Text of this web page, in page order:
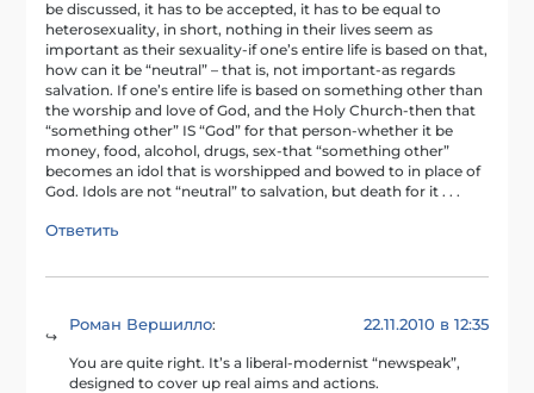
be discussed, it has to be accepted, it has to be equal to
heterosexuality, in short, nothing in their lives seem as
important as their sexuality-if one’s entire life is based on that,
how can it be “neutral” – that is, not important-as regards
salvation. If one’s entire life is based on something other than
the worship and love of God, and the Holy Church-then that
“something other” IS “God” for that person-whether it be
money, food, alcohol, drugs, sex-that “something other”
becomes an idol that is worshipped and bowed to in place of
God. Idols are not “neutral” to salvation, but death for it . . .
Ответить
Роман Вершилло: 22.11.2010 в 12:35
You are quite right. It’s a liberal-modernist “newspeak”,
designed to cover up real aims and actions.